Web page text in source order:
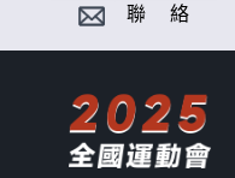
聯 絡